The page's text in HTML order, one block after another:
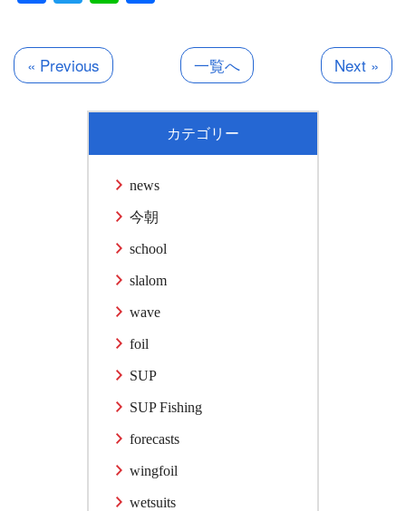
« Previous 一覧へ Next »
カテゴリー
news
今朝
school
slalom
wave
foil
SUP
SUP Fishing
forecasts
wingfoil
wetsuits